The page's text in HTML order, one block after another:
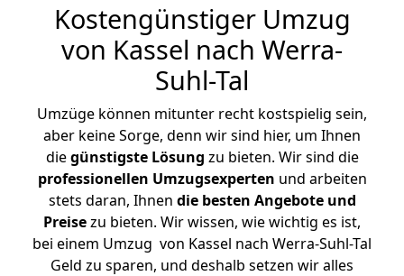
Kostengünstiger Umzug
von Kassel nach Werra-
Suhl-Tal
Umzüge können mitunter recht kostspielig sein,
aber keine Sorge, denn wir sind hier, um Ihnen
diegünstigste Lösung zu bieten. Wir sind die
professionellen Umzugsexperten und arbeiten
stets daran, Ihnen die besten Angebote und
Preisezu bieten. Wir wissen, wie wichtig es ist,
bei einem Umzug von Kassel nach Werra-Suhl-Tal
Geld zu sparen, und deshalb setzen wir alles